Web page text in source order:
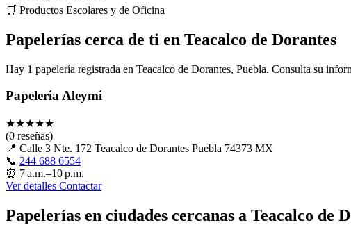
🛒 Productos Escolares y de Oficina
Papelerías cerca de ti en Teacalco de Dorantes
Hay 1 papelería registrada en Teacalco de Dorantes, Puebla. Consulta su
Papeleria Aleymi
★★★★★
(0 reseñas)
📍 Calle 3 Nte. 172 Teacalco de Dorantes Puebla 74373 MX
📞 244 688 6554
⏰ 7 a.m.–10 p.m.
Ver detalles Contactar
Papelerías en ciudades cercanas a Teacalco de